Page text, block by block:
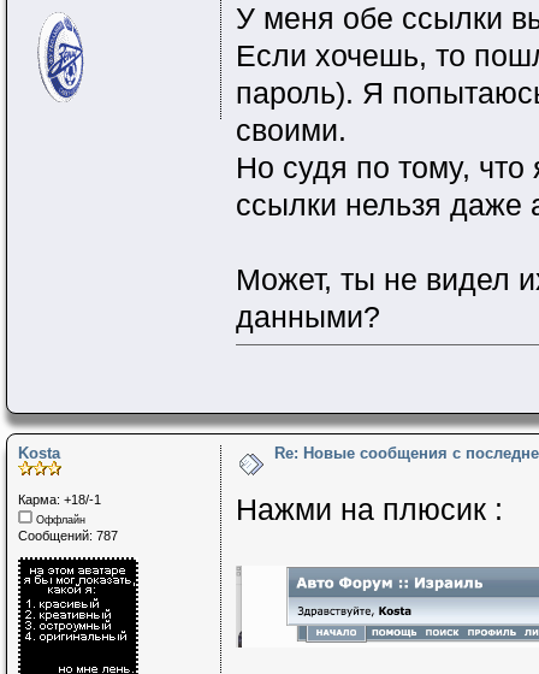
У меня обе ссылки
Если хочешь, то
пароль). Я
своими.
Но судя по тому, что
ссылки нельзя даже
Может, ты не видел
данными?
Kosta
Карма: +18/-1
Оффлайн
Сообщений: 787
Re: Новые сообщения с
Нажми на плюсик :